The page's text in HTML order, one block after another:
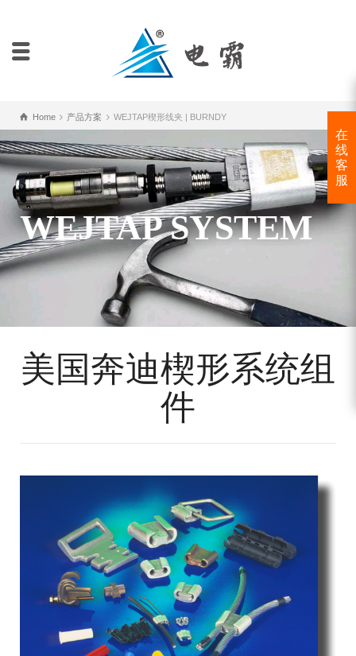
Home 产品方案 WEJTAP楔形线夹 | BURNDY
WEJTAP SYSTEM
美国奔迪楔形系统组
件
在
线
客
服